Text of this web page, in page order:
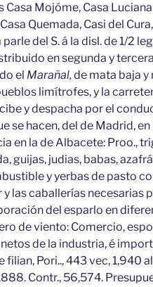
Casa Mojóme, Casa
Quemada, Casi del
parle del S. á la disl. de 1/2
en segunda y
el Marañal, de mata baja y
limítrofes, y la
y despacha por el
se hacen, del de Madrid,
en la de Albacete: Proo.,
guijas, judias, babas,
y yerbas de pasto
las caballerías necesarias
del esparlo en
de viento: Comercio,
de la industria, é
filian, Pori.., 443 vec, 1,940
Contr., 56,574.